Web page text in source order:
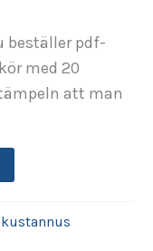
beställer pdf-
med 20
att man